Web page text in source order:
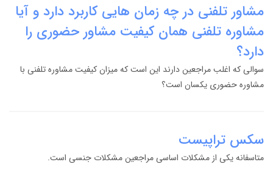
مشاور تلفنی در چه زمان هایی کاربرد دارد و آیا
مشاوره تلفنی همان کیفیت مشاور حضوری را
دارد؟
سوالی که اغلب مراجعین دارند این است که میزان کیفیت مشاوره تلفنی با
مشاوره حضوری یکسان است؟
سکس تراپیست
متاسفانه یکی از مشکلات اساسی مراجعین مشکلات جنسی است.